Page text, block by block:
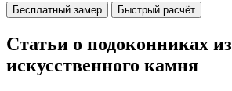
Бесплатный замер Быстрый расчёт
Статьи о подоконниках из
искусственного камня